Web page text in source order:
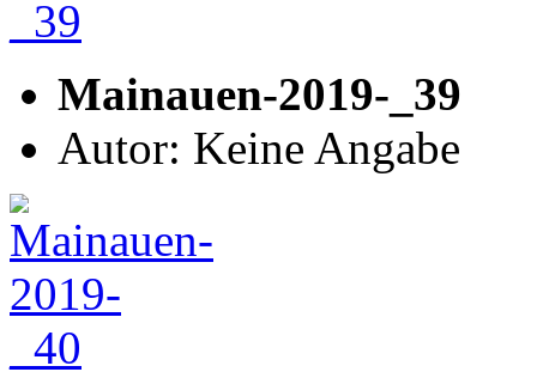
Mainauen-2019-_39
Autor: Keine Angabe